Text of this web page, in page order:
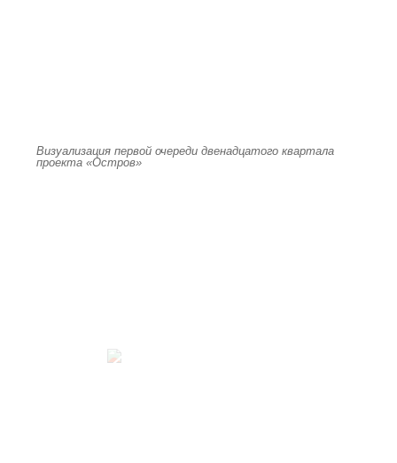
Визуализация первой очереди двенадцатого квартала
проекта «Остров»